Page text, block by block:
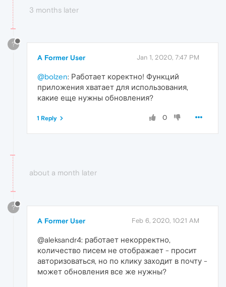
3 months later
?
A Former User Jan 1, 2020, 7:47 PM
@bolzen: Работает коректно! Функций
приложения хватает для использования,
какие еще нужны обновления?
0
1 Reply
about a month later
?
A Former User Feb 6, 2020, 10:21 AM
@aleksandr4: работает некорректно,
количество писем не отображает - просит
авторизоваться, но по клику заходит в почту -
может обновления все же нужны?